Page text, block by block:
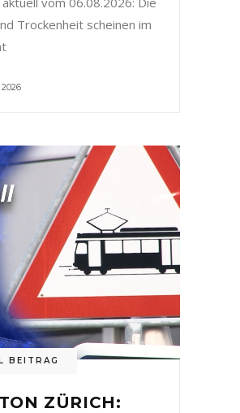
Trockenheit scheinen im
BEITRAG
ZÜRICH: